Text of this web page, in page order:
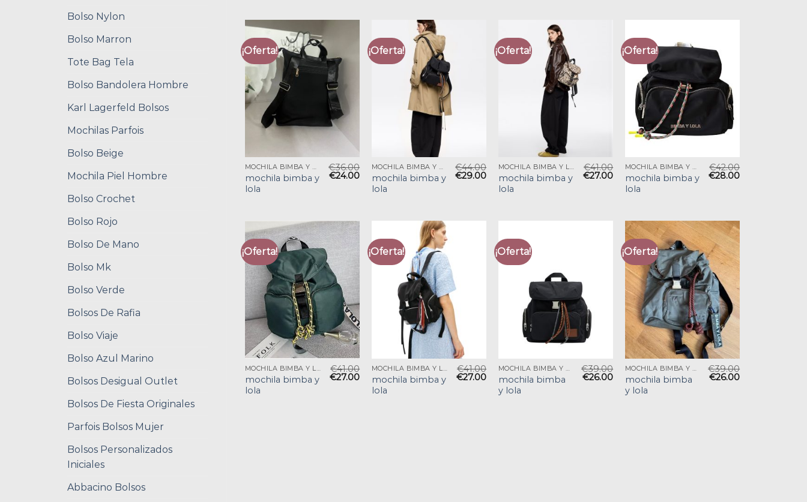
Bolso Nylon
Bolso Marron
Tote Bag Tela
Bolso Bandolera Hombre
Karl Lagerfeld Bolsos
Mochilas Parfois
Bolso Beige
Mochila Piel Hombre
Bolso Crochet
Bolso Rojo
Bolso De Mano
Bolso Mk
Bolso Verde
Bolsos De Rafia
Bolso Viaje
Bolso Azul Marino
Bolsos Desigual Outlet
Bolsos De Fiesta Originales
Parfois Bolsos Mujer
Bolsos Personalizados
Iniciales
Abbacino Bolsos
¡Oferta!
MOCHILA BIMBA Y LOLA
mochila bimba y
lola
€36.00
€24.00
¡Oferta!
MOCHILA BIMBA Y LOLA
mochila bimba y
lola
€44.00
€29.00
¡Oferta!
MOCHILA BIMBA Y LOLA
mochila bimba y
lola
€41.00
€27.00
¡Oferta!
MOCHILA BIMBA Y LOLA
mochila bimba y
lola
€42.00
€28.00
¡Oferta!
MOCHILA BIMBA Y LOLA
mochila bimba y
lola
€41.00
€27.00
¡Oferta!
MOCHILA BIMBA Y LOLA
mochila bimba y
lola
€41.00
€27.00
¡Oferta!
MOCHILA BIMBA Y LOLA
mochila bimba
y lola
€39.00
€26.00
¡Oferta!
MOCHILA BIMBA Y LOLA
mochila bimba
y lola
€39.00
€26.00